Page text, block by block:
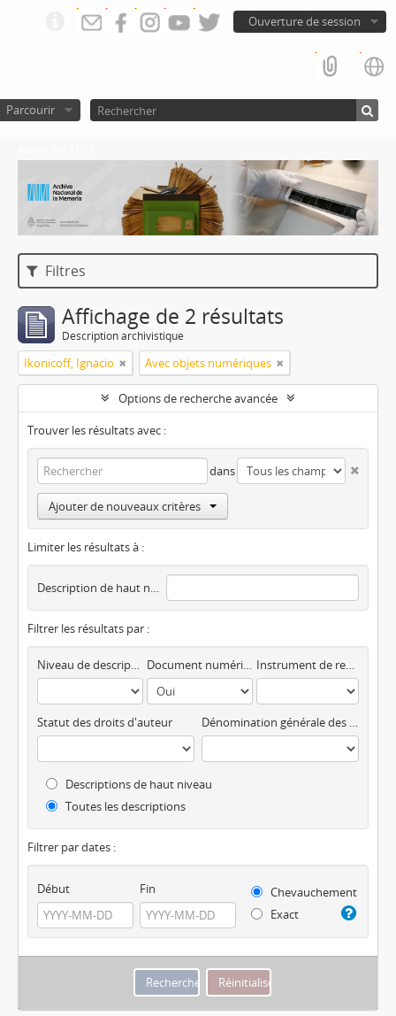
Ouverture de session
Parcourir
Filtres
Affichage de 2 résultats
Description archivistique
Ikonicoff, Ignacio Avec objets numériques
Options de recherche avancée
Trouver les résultats avec :
dans
Ajouter de nouveaux critères
Limiter les résultats à :
Description de haut niveau
Filtrer les résultats par :
Niveau de description Document numérique disponible Instrument de recherche
Statut des droits d'auteur Dénomination générale des documents
Descriptions de haut niveau
Toutes les descriptions
Filtrer par dates :
Début Fin
Chevauchement
Exact